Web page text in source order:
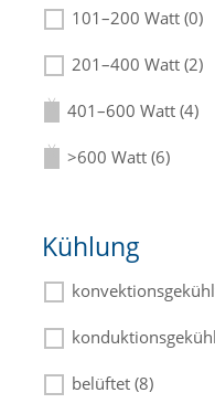
101–200 Watt (0)
201–400 Watt (2)
401–600 Watt (4)
>600 Watt (6)
Kühlung
belüftet (8)